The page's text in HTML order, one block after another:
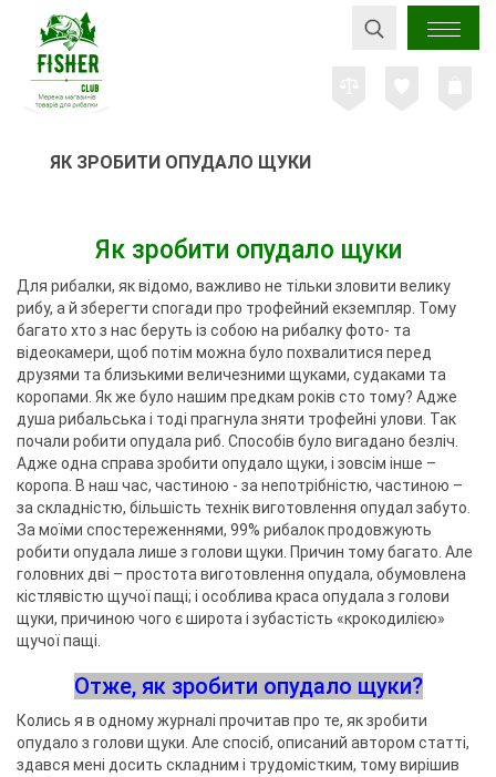
ЯК ЗРОБИТИ ОПУДАЛО ЩУКИ
Як зробити опудало щуки
Для рибалки, як відомо, важливо не тільки зловити велику
рибу, а й зберегти спогади про трофейний екземпляр. Тому
багато хто з нас беруть із собою на рибалку фото- та
відеокамери, щоб потім можна було похвалитися перед
друзями та близькими величезними щуками, судаками та
коропами. Як же було нашим предкам років сто тому? Адже
душа рибальська і тоді прагнула зняти трофейні улови. Так
почали робити опудала риб. Способів було вигадано безліч.
Адже одна справа зробити опудало щуки, і зовсім інше –
коропа. В наш час, частиною - за непотрібністю, частиною –
за складністю, більшість технік виготовлення опудал забуто.
За моїми спостереженнями, 99% рибалок продовжують
робити опудала лише з голови щуки. Причин тому багато. Але
головних дві – простота виготовлення опудала, обумовлена ​​
кістлявістю щучої пащі; і особлива краса опудала з голови
щуки, причиною чого є широта і зубастість «крокодилією»
щучої пащі.
Отже, як зробити опудало щуки?
Колись я в одному журналі прочитав про те, як зробити
опудало з голови щуки. Але спосіб, описаний автором статті,
здався мені досить складним і трудомістким, тому вирішив